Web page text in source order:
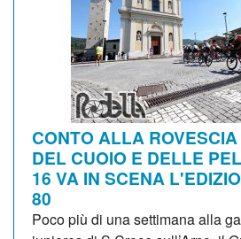
CONTO ALLA ROVESCIA
DEL CUOIO E DELLE
16 VA IN SCENA
80
Poco più di una settimana alla